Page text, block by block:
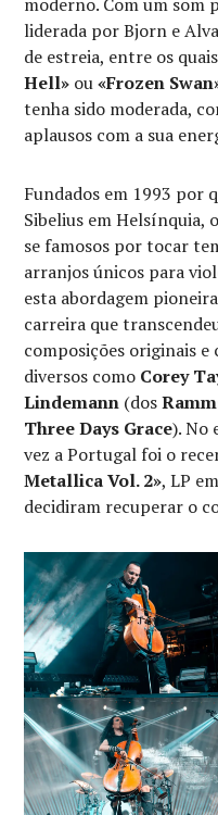
liderada por Bjorn e
de estreia, entre os
Hell» ou«Frozen
tenha sido moderada,
aplausos com a sua
Fundados em 1993 por
Sibelius em Helsínquia,
se famosos por tocar
arranjos únicos para
esta abordagem
carreira que
composições originais
diversos como Corey
Lindemann (dos
Three Days Grace). No
vez a Portugal foi o
Metallica Vol. 2», LP
decidiram recuperar o